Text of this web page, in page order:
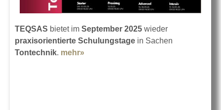
TEQSAS bietet im September 2025 wieder
praxisorientierte Schulungstage in Sachen
Tontechnik. mehr»